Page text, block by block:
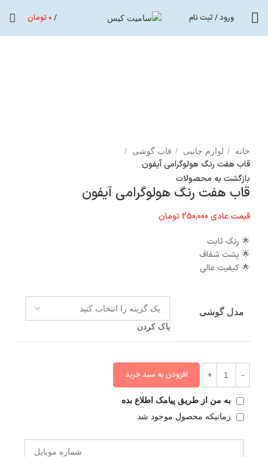
ورود / ثبت نام /
0 تومان
خانه لوازم جانبی قاب گوشی
قاب هفت رنگ هولوگرامی آیفون
بازگشت به محصولات
قاب هفت رنگ هولوگرامی آیفون
قیمت عادی250,000تومان
🌟 رنگ ثابت
🌟 پشت شفاف
🌟کیفیت عالی
مدل گوشی
پاک کردن
افزودن به سبد خرید
به من از طریق پیامک اطلاع بده
زمانیکه محصول موجود شد